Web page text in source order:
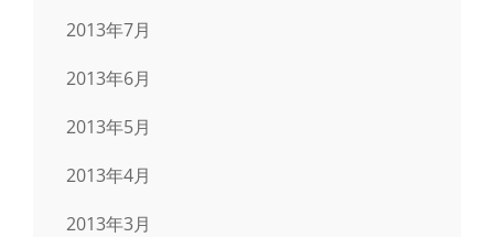
2013年7月
2013年6月
2013年5月
2013年4月
2013年3月